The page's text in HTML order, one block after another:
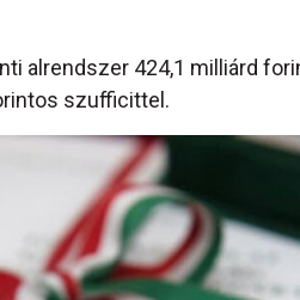
alrendszer 424,1 milliárd
szufficittel.